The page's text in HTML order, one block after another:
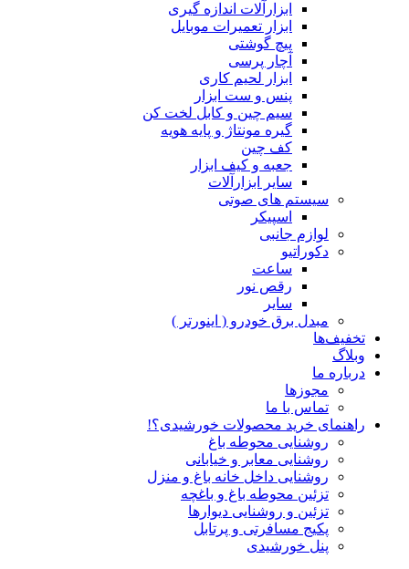
ابزارآلات اندازه گیری
ابزار تعمیرات موبایل
پیچ گوشتی
آچار پرسی
ابزار لحیم کاری
پنس و ست ابزار
سیم چین و کابل لخت کن
گیره مونتاژ و پایه هویه
کف چین
جعبه و کیف ابزار
سایر ابزارآلات
سیستم های صوتی
اسپیکر
لوازم جانبی
دکوراتیو
ساعت
رقص نور
سایر
مبدل برق خودرو ( اینورتر )
تخفیف‌ها
وبلاگ
درباره ما
مجوزها
تماس با ما
راهنمای خرید محصولات خورشیدی؟!
روشنایی محوطه باغ
روشنایی معابر و خیابانی
روشنایی داخل خانه باغ و منزل
تزئین محوطه باغ و باغچه
تزئین و روشنایی دیوارها
پکیج مسافرتی و پرتابل
پنل خورشیدی